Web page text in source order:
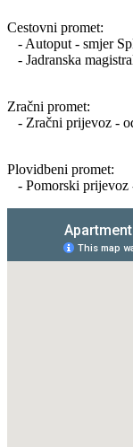
Cestovni promet:
- Autoput - smjer
- Jadranska
Zračni promet:
- Zračni prijevoz -
Plovidbeni promet:
- Pomorski prijevoz